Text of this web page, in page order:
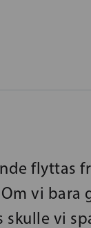
flyttas
vi bara
vi